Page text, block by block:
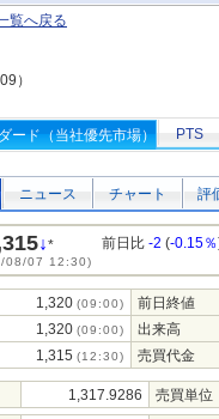
覧へ戻る
）
ード（当社優先市場） PTS
ニュース チャート 評
↓*
08/07 12:30)
前日比 -2 (-0.15％
1,320 (09:00)
前日終値
1,320 (09:00)
出来高
1,315 (12:30) 売買代金
1,317.9286 売買単位